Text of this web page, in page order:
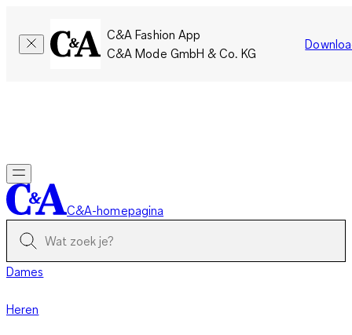
C&A Fashion App
C&A Mode GmbH & Co. KG
C&A-homepagina
Dames
Heren